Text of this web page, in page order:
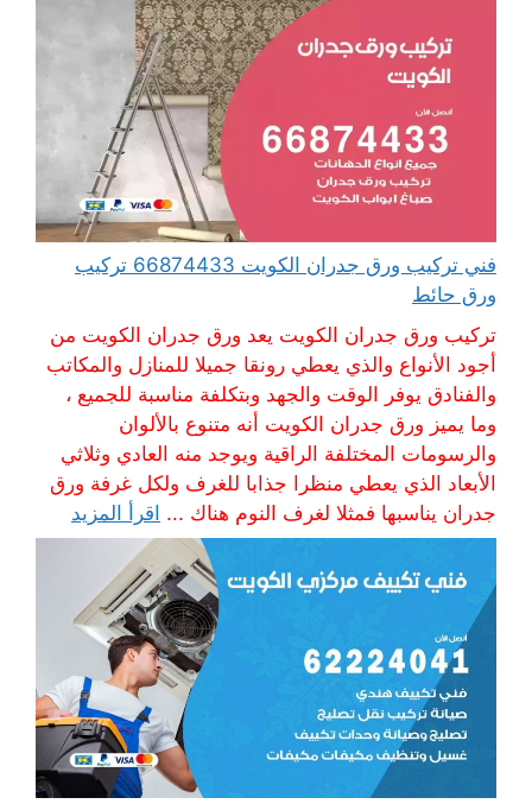
فني تركيب ورق جدران الكويت 66874433 تركيب
ورق حائط
تركيب ورق جدران الكويت يعد ورق جدران الكويت من
أجود الأنواع والذي يعطي رونقا جميلا للمنازل والمكاتب
والفنادق يوفر الوقت والجهد وبتكلفة مناسبة للجميع ،
وما يميز ورق جدران الكويت أنه متنوع بالألوان
والرسومات المختلفة الراقية ويوجد منه العادي وثلاثي
الأبعاد الذي يعطي منظرا جذابا للغرف ولكل غرفة ورق
جدران يناسبها فمثلا لغرف النوم هناك ... اقرأ المزيد